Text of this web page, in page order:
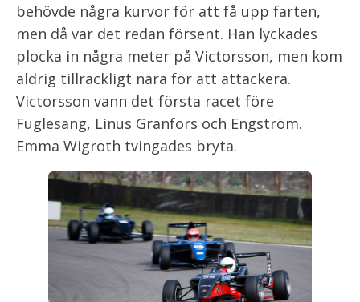
behövde några kurvor för att få upp farten,
men då var det redan försent. Han lyckades
plocka in några meter på Victorsson, men kom
aldrig tillräckligt nära för att attackera.
Victorsson vann det första racet före
Fuglesang, Linus Granfors och Engström.
Emma Wigroth tvingades bryta.